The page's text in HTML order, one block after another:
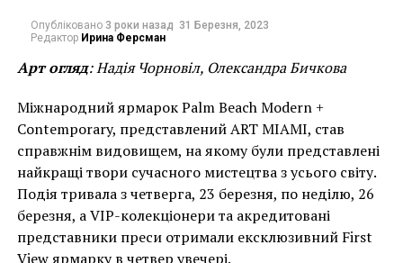
Итальянский художник творил буквально до
последних минут жизни, и смерть от чумы в 1576
году не позволила ему завершить работу над
предназначалась для надгробия Тициана.
Опубліковано 3 роки назад 31 Березня, 2023
Редактор Ирина Ферсман
Арт огляд: Надія Чорновіл, Олександра Бичкова
Міжнародний ярмарок Palm Beach Modern +
Contemporary, представлений ART MIAMI, став
справжнім видовищем, на якому були представлені
найкращі твори сучасного мистецтва з усього світу.
Подія тривала з четверга, 23 березня, по неділю, 26
березня, а VIP-колекціонери та акредитовані
представники преси отримали ексклюзивний First
View ярмарку в четвер увечері.